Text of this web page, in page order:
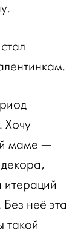
Хочу
маме —
итераций
неё эта
такой